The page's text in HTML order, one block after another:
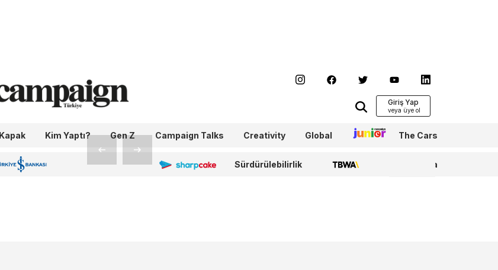
Giriş Yap
Kim Yaptı? Gen Z Campaign Talks Creativity Global Junior The Cars
100.Yıl OneIngage Sharpcake Sürdürülebilirlik TBWA WPP Media